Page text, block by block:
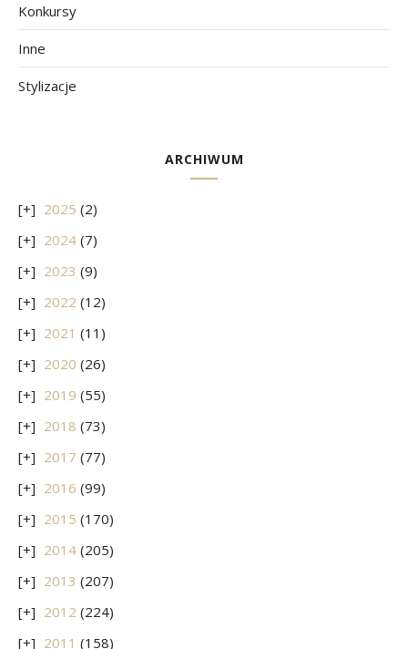
Konkursy
Inne
Stylizacje
ARCHIWUM
2025 (2)
2024 (7)
2023 (9)
2022 (12)
2021 (11)
2020 (26)
2019 (55)
2018 (73)
2017 (77)
2016 (99)
2015 (170)
2014 (205)
2013 (207)
2012 (224)
2011 (158)